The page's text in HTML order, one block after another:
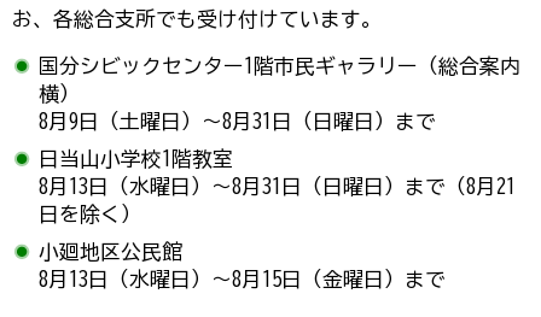
お、各総合支所でも受け付けています。
国分シビックセンター1階市民ギャラリー（総合案内
横）
8月9日（土曜日）～8月31日（日曜日）まで
日当山小学校1階教室
8月13日（水曜日）～8月31日（日曜日）まで（8月21
日を除く）
小廻地区公民館
8月13日（水曜日）～8月15日（金曜日）まで